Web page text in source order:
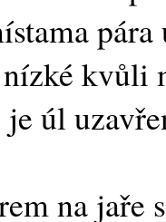
kvůli
úl
na jaře